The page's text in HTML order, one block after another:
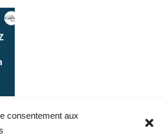
consentement aux
reportée